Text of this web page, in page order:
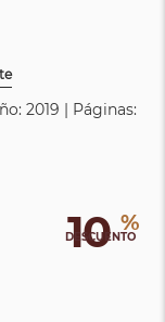
2019 | Páginas:
10 %
DESCUENTO